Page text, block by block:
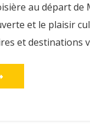
au départ de
et le plaisir
et destinations